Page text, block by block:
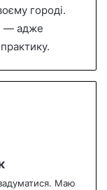
городі.
— адже
Маю